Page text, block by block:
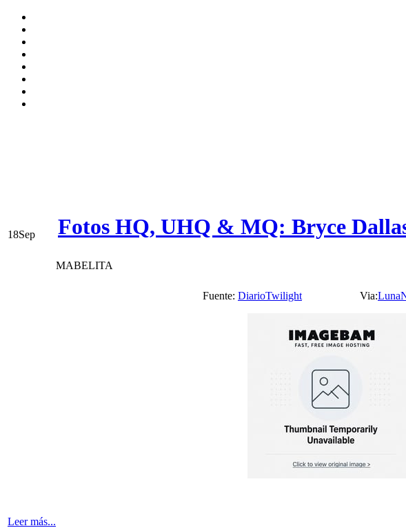
18Sep Fotos HQ, UHQ & MQ: Bryce
MABELITA
Fuente: DiarioTwilight Via:
Leer más...